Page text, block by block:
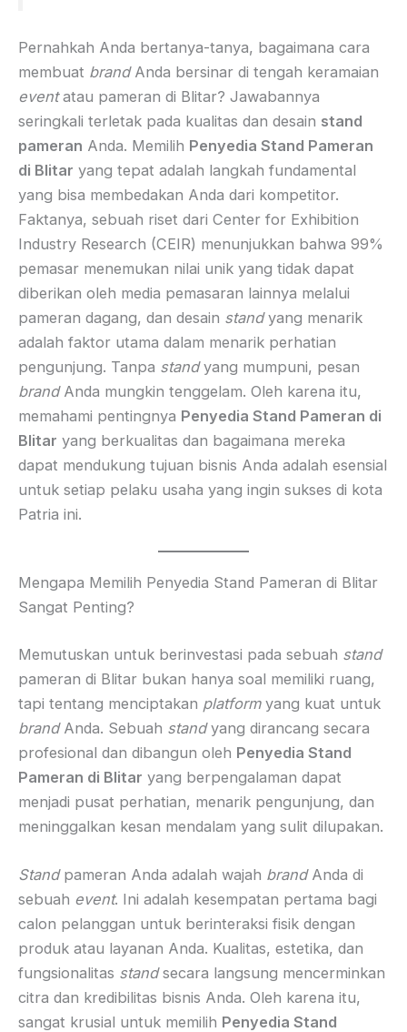
Pernahkah Anda bertanya-tanya, bagaimana cara
membuat brandAnda bersinar di tengah keramaian
eventatau pameran di Blitar? Jawabannya
seringkali terletak pada kualitas dan desain stand
pameran Anda. Memilih Penyedia Stand Pameran
di Blitar yang tepat adalah langkah fundamental
yang bisa membedakan Anda dari kompetitor.
Faktanya, sebuah riset dari Center for Exhibition
Industry Research (CEIR) menunjukkan bahwa 99%
pemasar menemukan nilai unik yang tidak dapat
diberikan oleh media pemasaran lainnya melalui
pameran dagang, dan desain standyang menarik
adalah faktor utama dalam menarik perhatian
pengunjung. Tanpa standyang mumpuni, pesan
brandAnda mungkin tenggelam. Oleh karena itu,
memahami pentingnya Penyedia Stand Pameran di
Blitar yang berkualitas dan bagaimana mereka
dapat mendukung tujuan bisnis Anda adalah esensial
untuk setiap pelaku usaha yang ingin sukses di kota
Patria ini.
Mengapa Memilih Penyedia Stand Pameran di Blitar
Sangat Penting?
Memutuskan untuk berinvestasi pada sebuah stand
pameran di Blitar bukan hanya soal memiliki ruang,
tapi tentang menciptakan platformyang kuat untuk
brandAnda. Sebuah standyang dirancang secara
profesional dan dibangun oleh Penyedia Stand
Pameran di Blitar yang berpengalaman dapat
menjadi pusat perhatian, menarik pengunjung, dan
meninggalkan kesan mendalam yang sulit dilupakan.
Standpameran Anda adalah wajah brandAnda di
sebuah event. Ini adalah kesempatan pertama bagi
calon pelanggan untuk berinteraksi fisik dengan
produk atau layanan Anda. Kualitas, estetika, dan
fungsionalitas standsecara langsung mencerminkan
citra dan kredibilitas bisnis Anda. Oleh karena itu,
sangat krusial untuk memilih Penyedia Stand